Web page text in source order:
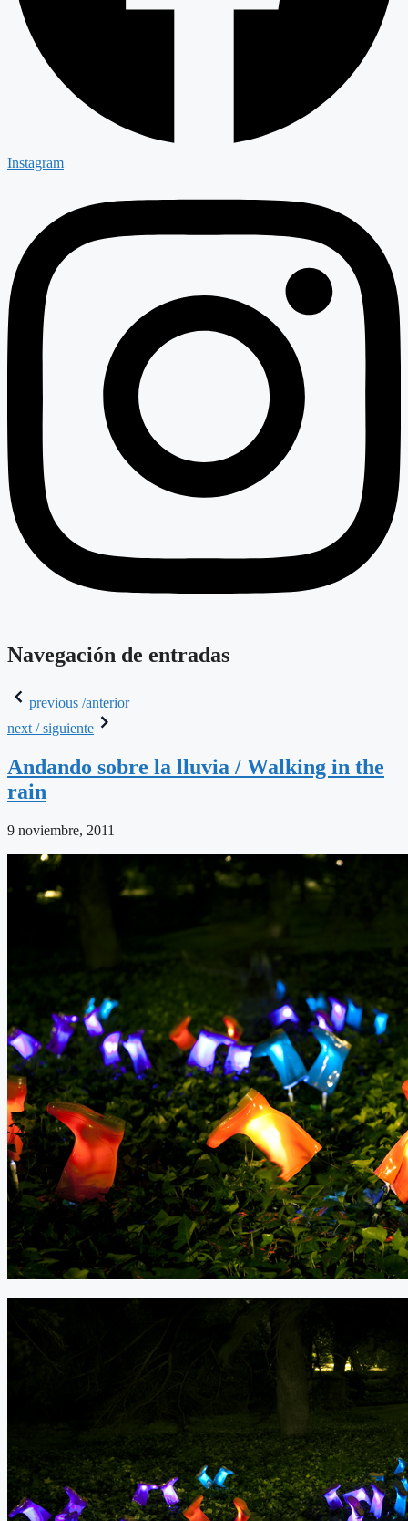
Instagram
Navegación de entradas
previous /anterior
next / siguiente
Andando sobre la lluvia / Walking in the
rain
9 noviembre, 2011